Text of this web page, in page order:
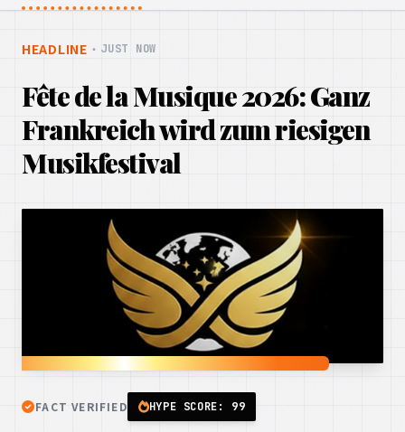
HEADLINE ・ JUST NOW
Fête de la Musique 2026: Ganz
Frankreich wird zum riesigen
Musikfestival
FACT VERIFIED HYPE SCORE: 99